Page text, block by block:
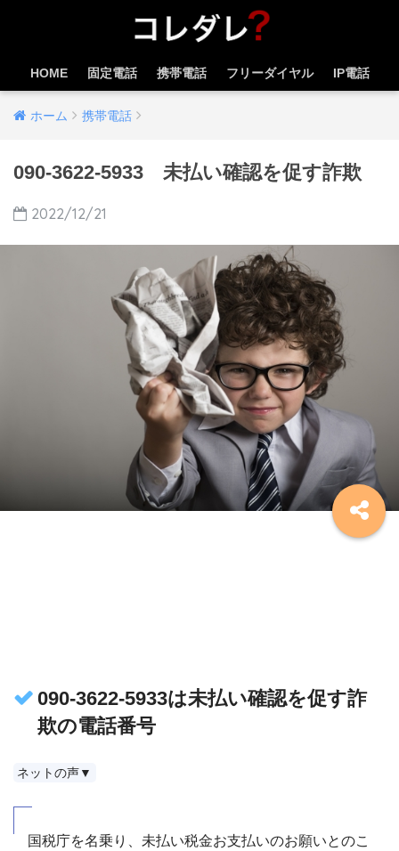
HOME 固定電話 携帯電話 フリーダイヤル IP電話
ホーム 携帯電話
090-3622-5933 未払い確認を促す詐欺
2022/12/21
090-3622-5933は未払い確認を促す詐
欺の電話番号
ネットの声▼
国税庁を名乗り、未払い税金お支払いのお願いとのこ